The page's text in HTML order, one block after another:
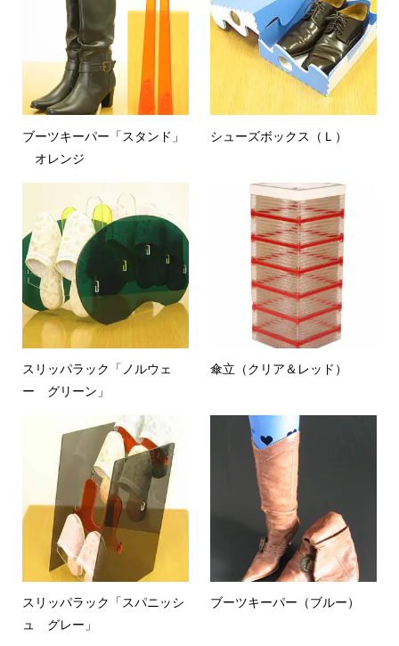
ブーツキーパー「スタンド」
オレンジ
シューズボックス（Ｌ）
スリッパラック「ノルウェ
ー グリーン」
傘立（クリア＆レッド）
スリッパラック「スパニッシ
ュ グレー」
ブーツキーパー（ブルー）